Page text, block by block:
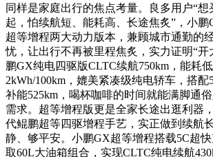
同样是家庭出行的焦点考量。良多用户“
起，怕续航短、能耗高、长途焦炙”，小鹏
超等增程两大动力版本，兼顾城市通勤的
忧，让出行不再被里程焦炙，实力证明“开
鹏GX纯电四驱版CLTC续航750km，能耗低
2kWh/100km，媲美紧凑级纯电轿车，搭配
补能525km，喝杯咖啡的时间就能满脚通
需求。超等增程版更是全家长途出逛利器
代鲲鹏超等四驱增程手艺，实正做到续航
静、够平安。小鹏GX超等增程搭载5C超
取60L大油箱组合，实现CLTC纯电续航